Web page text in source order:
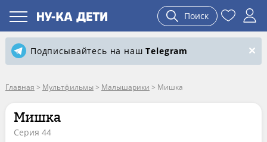
Поиск
Подписывайтесь на нашTelegram
Главная > Мультфильмы > Малышарики > Мишка
Мишка
Серия 44